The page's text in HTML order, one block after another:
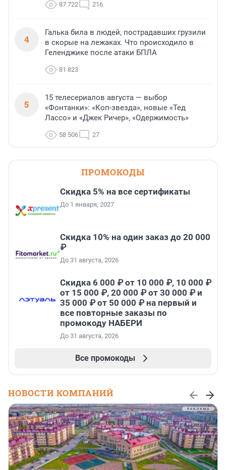
87 722 216
4
Галька била в людей, пострадавших грузили
в скорые на лежаках. Что происходило в
Геленджике после атаки БПЛА
81 823
5
15 телесериалов августа — выбор
«Фонтанки»: «Коп-звезда», новые «Тед
Лассо» и «Джек Ричер», «Одержимость»
58 506 27
ПРОМОКОДЫ
Скидка 5% на все сертификаты
До 1 января, 2027
Скидка 10% на один заказ до 20 000
₽
До 31 августа, 2026
Скидка 6 000 ₽ от 10 000 ₽, 10 000 ₽
от 15 000 ₽, 20 000 ₽ от 30 000 ₽ и
35 000 ₽ от 50 000 ₽ на первый и
все повторные заказы по
промокоду НАБЕРИ
До 31 августа, 2026
Все промокоды
НОВОСТИ КОМПАНИЙ